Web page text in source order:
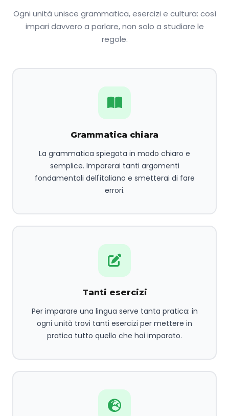
Ogni unità unisce grammatica, esercizi e cultura: così
impari davvero a parlare, non solo a studiare le
regole.
Grammatica chiara
La grammatica spiegata in modo chiaro e
semplice. Imparerai tanti argomenti
fondamentali dell'italiano e smetterai di fare
errori.
Tanti esercizi
Per imparare una lingua serve tanta pratica: in
ogni unità trovi tanti esercizi per mettere in
pratica tutto quello che hai imparato.